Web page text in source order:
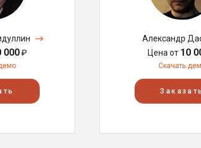
000₽
Александр
Цена от 10
Скачать
Заказать